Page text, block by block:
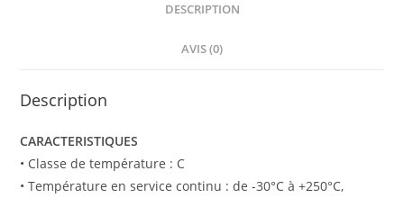
DESCRIPTION
AVIS (0)
Description
CARACTERISTIQUES
• Classe de température : C
• Température en service continu : de -30°C à +250°C,